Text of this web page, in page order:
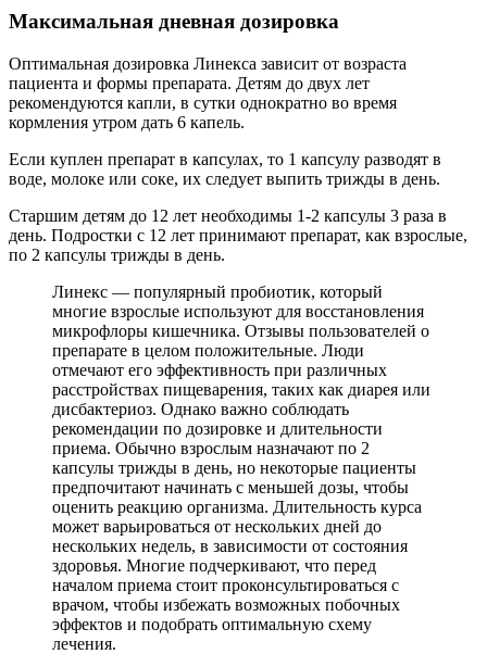
Максимальная дневная дозировка
Оптимальная дозировка Линекса зависит от возраста
пациента и формы препарата. Детям до двух лет
рекомендуются капли, в сутки однократно во время
кормления утром дать 6 капель.
Если куплен препарат в капсулах, то 1 капсулу разводят в
воде, молоке или соке, их следует выпить трижды в день.
Старшим детям до 12 лет необходимы 1-2 капсулы 3 раза в
день. Подростки с 12 лет принимают препарат, как взрослые,
по 2 капсулы трижды в день.
Линекс — популярный пробиотик, который
многие взрослые используют для восстановления
микрофлоры кишечника. Отзывы пользователей о
препарате в целом положительные. Люди
отмечают его эффективность при различных
расстройствах пищеварения, таких как диарея или
дисбактериоз. Однако важно соблюдать
рекомендации по дозировке и длительности
приема. Обычно взрослым назначают по 2
капсулы трижды в день, но некоторые пациенты
предпочитают начинать с меньшей дозы, чтобы
оценить реакцию организма. Длительность курса
может варьироваться от нескольких дней до
нескольких недель, в зависимости от состояния
здоровья. Многие подчеркивают, что перед
началом приема стоит проконсультироваться с
врачом, чтобы избежать возможных побочных
эффектов и подобрать оптимальную схему
лечения.